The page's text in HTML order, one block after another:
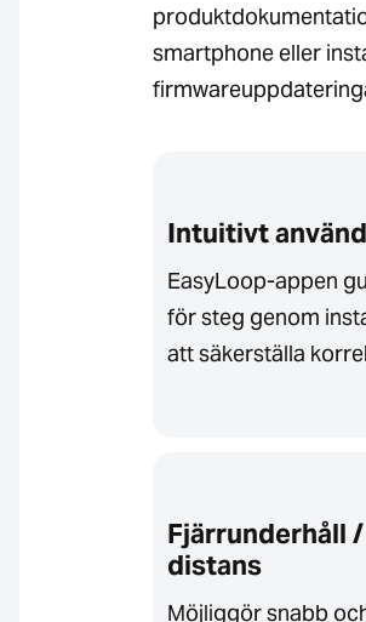
smartphone eller
Intuitivt
EasyLoop-appen
för steg genom
att säkerställa
Fjärrunderhåll
distans
Möjliggör snabb